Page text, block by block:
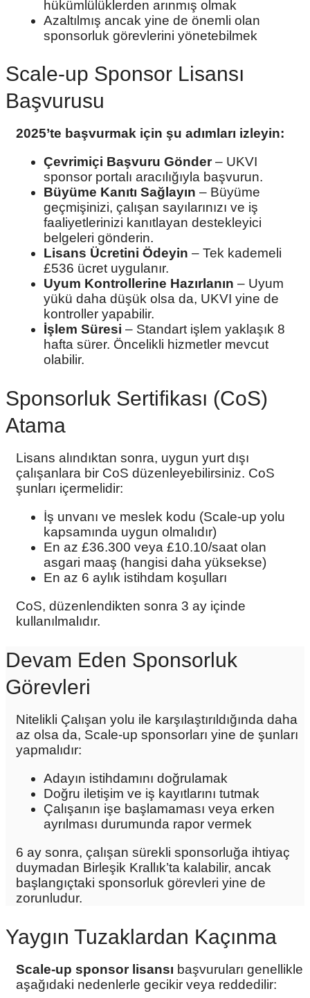
hükümlülüklerden arınmış olmak
Azaltılmış ancak yine de önemli olan
sponsorluk görevlerini yönetebilmek
Scale-up Sponsor Lisansı
Başvurusu
2025’te başvurmak için şu adımları izleyin:
Çevrimiçi Başvuru Gönder– UKVI
sponsor portalı aracılığıyla başvurun.
Büyüme Kanıtı Sağlayın – Büyüme
geçmişinizi, çalışan sayılarınızı ve iş
faaliyetlerinizi kanıtlayan destekleyici
belgeleri gönderin.
Lisans Ücretini Ödeyin – Tek kademeli
£536 ücret uygulanır.
Uyum Kontrollerine Hazırlanın – Uyum
yükü daha düşük olsa da, UKVI yine de
kontroller yapabilir.
İşlem Süresi – Standart işlem yaklaşık 8
hafta sürer. Öncelikli hizmetler mevcut
olabilir.
Sponsorluk Sertifikası (CoS)
Atama
Lisans alındıktan sonra, uygun yurt dışı
çalışanlara bir CoS düzenleyebilirsiniz. CoS
şunları içermelidir:
İş unvanı ve meslek kodu (Scale-up yolu
kapsamında uygun olmalıdır)
En az £36.300 veya £10.10/saat olan
asgari maaş (hangisi daha yüksekse)
En az 6 aylık istihdam koşulları
CoS, düzenlendikten sonra 3 ay içinde
kullanılmalıdır.
Devam Eden Sponsorluk
Görevleri
Nitelikli Çalışan yolu ile karşılaştırıldığında daha
az olsa da, Scale-up sponsorları yine de şunları
yapmalıdır:
Adayın istihdamını doğrulamak
Doğru iletişim ve iş kayıtlarını tutmak
Çalışanın işe başlamaması veya erken
ayrılması durumunda rapor vermek
6 ay sonra, çalışan sürekli sponsorluğa ihtiyaç
duymadan Birleşik Krallık’ta kalabilir, ancak
başlangıçtaki sponsorluk görevleri yine de
zorunludur.
Yaygın Tuzaklardan Kaçınma
Scale-up sponsor lisansı başvuruları genellikle
aşağıdaki nedenlerle gecikir veya reddedilir: